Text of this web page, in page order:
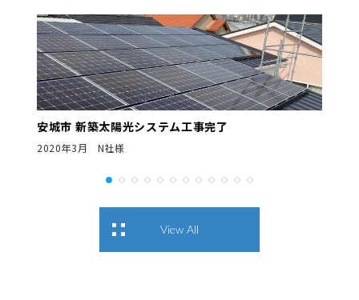
安城市 新築太陽光システム工事完了
2020年3月 N社様
View All